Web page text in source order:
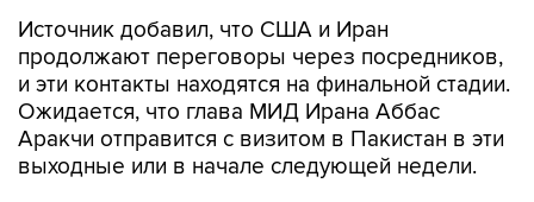
Источник добавил, что США и Иран
продолжают переговоры через посредников,
и эти контакты находятся на финальной стадии.
Ожидается, что глава МИД Ирана Аббас
Аракчи отправится с визитом в Пакистан в эти
выходные или в начале следующей недели.